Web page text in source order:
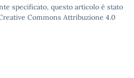
specificato, questo articolo è stato
Commons Attribuzione 4.0